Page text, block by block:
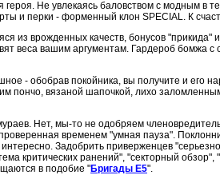
героя. Не увлекаясь баловством с модным
и перки - форменный клон SPECIAL. К
из врожденных качеств, бонусов
веса вашим аргументам. Гардероб бомжа
- обобрав покойника, вы получите и его
пончо, вязаной шапочкой, лихо
Нет, мы-то не одобряем
временем "умная пауза".
Задобрить приверженцев
критических ранений", "секторный
в подобие "Бригады Е5".